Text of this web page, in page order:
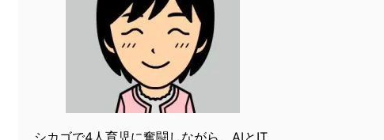
シカゴで4人育児に奮闘しながら、AIとIT